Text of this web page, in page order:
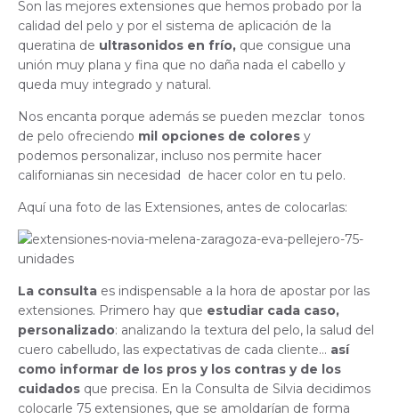
Son las mejores extensiones que hemos probado por la
calidad del pelo y por el sistema de aplicación de la
queratina de ultrasonidos en frío, que consigue una
unión muy plana y fina que no daña nada el cabello y
queda muy integrado y natural.
Nos encanta porque además se pueden mezclar tonos
de pelo ofreciendo mil opciones de colores y
podemos personalizar, incluso nos permite hacer
californianas sin necesidad de hacer color en tu pelo.
Aquí una foto de las Extensiones, antes de colocarlas:
La consulta es indispensable a la hora de apostar por las
extensiones. Primero hay que estudiar cada caso,
personalizado: analizando la textura del pelo, la salud del
cuero cabelludo, las expectativas de cada cliente… así
como informar de los pros y los contras y de los
cuidados que precisa. En la Consulta de Silvia decidimos
colocarle 75 extensiones, que se amoldarían de forma